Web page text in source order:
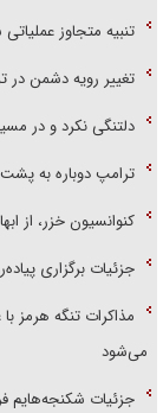
تنبیه متجاوز
تغییر رویه دشمن در
دلتنگی نکرد و در
ترامپ دوباره به
کنوانسیون خزر، از
جزئیات برگزاری
مذاکرات تنگه هرمز
می‌شود
جزئیات شکنجه‌هایم